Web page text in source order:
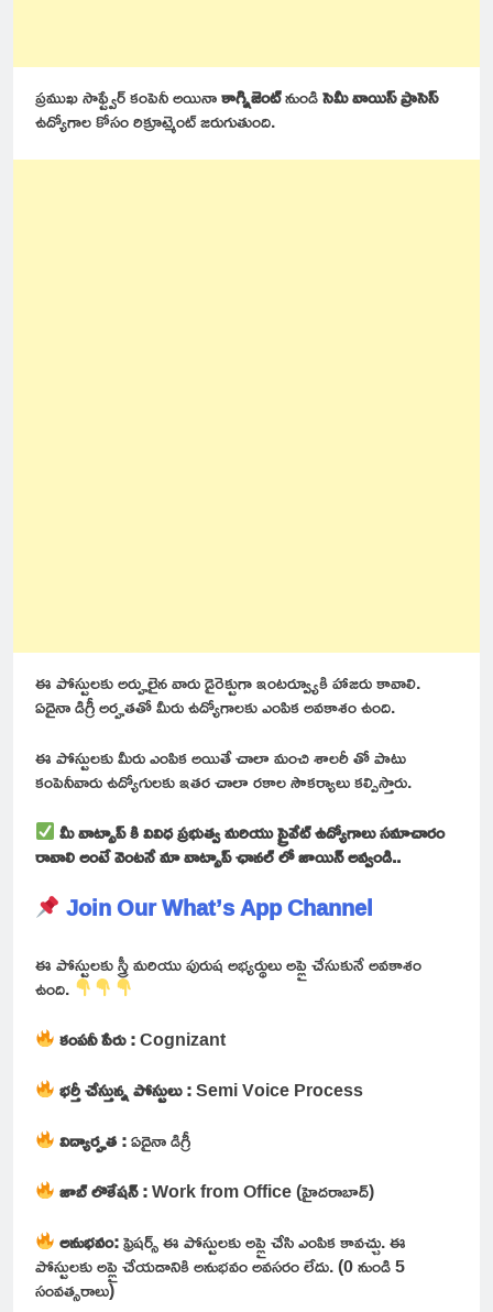
ప్రముఖ సాఫ్ట్వేర్ కంపెనీ అయినాకాగ్నిజెంట్నుండిసెమీ వాయిస్ ప్రాసెస్
ఉద్యోగాల కోసం రిక్రూట్మెంట్ జరుగుతుంది.
ఈ పోస్టులకు అర్హులైన వారు డైరెక్టుగా ఇంటర్వ్యూకి హాజరు కావాలి.
ఏదైనా డిగ్రీ అర్హతతో మీరు ఉద్యోగాలకు ఎంపిక అవకాశం ఉంది.
ఈ పోస్టులకు మీరు ఎంపిక అయితే చాలా మంచి శాలరీ తో పాటు
కంపెనీవారు ఉద్యోగులకు ఇతర చాలా రకాల సౌకర్యాలు కల్పిస్తారు.
మీ వాట్సాప్ కి వివిధ ప్రభుత్వ మరియు ప్రైవేట్ ఉద్యోగాలు సమాచారం
రావాలి అంటే వెంటనే మా వాట్సాప్ ఛానల్ లో జాయిన్ అవ్వండి..
Join Our What’s App Channel
ఈ పోస్టులకు స్త్రీ మరియు పురుష అభ్యర్థులు అప్లై చేసుకునే అవకాశం
ఉంది.
కంపనీ పేరు :Cognizant
భర్తీ చేస్తున్న పోస్టులు :Semi Voice Process
విద్యార్హత :ఏదైనా డిగ్రీ
జాబ్ లొకేషన్ :Work from Office (హైదరాబాద్)
అనుభవం:ఫ్రెషర్స్ ఈ పోస్టులకు అప్లై చేసి ఎంపిక కావచ్చు. ఈ
పోస్టులకు అప్లై చేయడానికి అనుభవం అవసరం లేదు. (0 నుండి 5
సంవత్సరాలు)